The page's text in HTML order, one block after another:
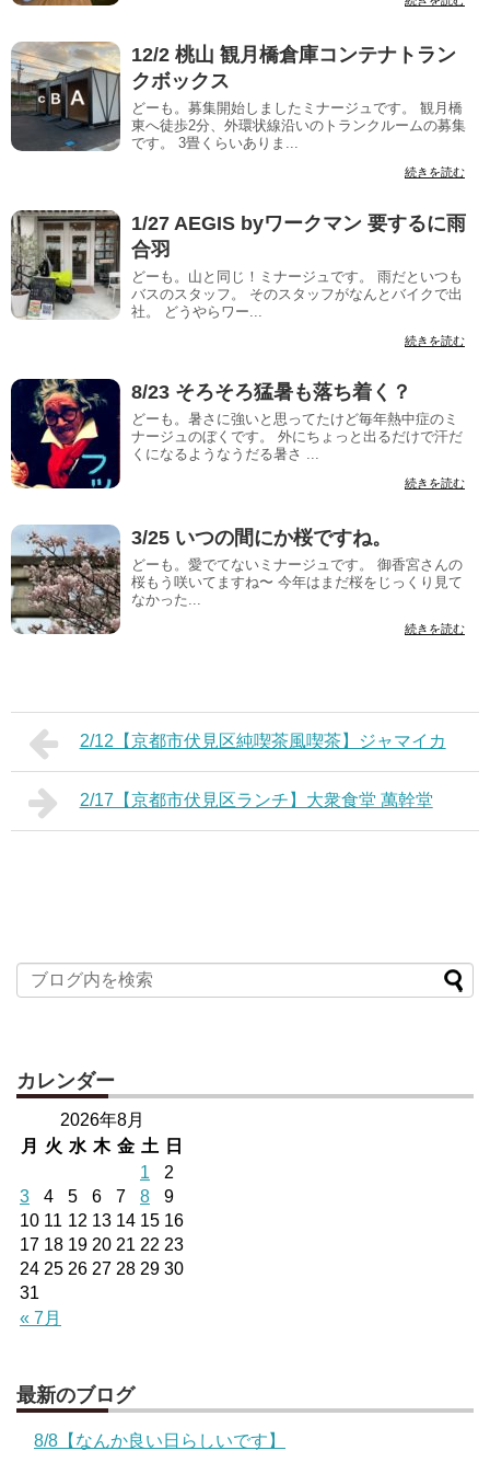
12/2 桃山 観月橋倉庫コンテナトラン
クボックス
どーも。募集開始しましたミナージュです。 観月橋
東へ徒歩2分、外環状線沿いのトランクルームの募集
です。 3畳くらいありま...
続きを読む
1/27 AEGIS byワークマン 要するに雨
合羽
どーも。山と同じ！ミナージュです。 雨だといつも
バスのスタッフ。 そのスタッフがなんとバイクで出
社。 どうやらワー...
続きを読む
8/23 そろそろ猛暑も落ち着く？
どーも。暑さに強いと思ってたけど毎年熱中症のミ
ナージュのぼくです。 外にちょっと出るだけで汗だ
くになるようなうだる暑さ ...
続きを読む
3/25 いつの間にか桜ですね。
どーも。愛でてないミナージュです。 御香宮さんの
桜もう咲いてますね〜 今年はまだ桜をじっくり見て
なかった...
続きを読む
2/12【京都市伏見区純喫茶風喫茶】ジャマイカ
2/17【京都市伏見区ランチ】大衆食堂 萬幹堂
カレンダー
2026年8月
月
火 水 木 金 土 日
« 7月
1
2
3
4 5 6 7 8
9
10 11 12 13 14 15 16
17 18 19 20 21 22 23
24 25 26 27 28 29 30
31
最新のブログ
8/8【なんか良い日らしいです】